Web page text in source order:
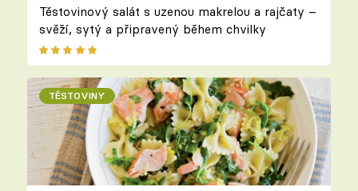
Těstovinový salát s uzenou makrelou a rajčaty –
svěží, sytý a připravený během chvilky
TĚSTOVINY